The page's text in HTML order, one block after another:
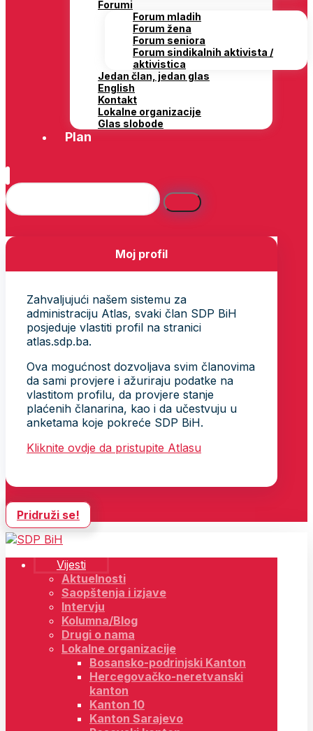
Forumi
Forum mladih
Forum žena
Forum seniora
Forum sindikalnih aktivista /
aktivistica
Jedan član, jedan glas
English
Kontakt
Lokalne organizacije
Glas slobode
Plan
Moj profil
Zahvaljujući našem sistemu za
administraciju Atlas, svaki član SDP BiH
posjeduje vlastiti profil na stranici
atlas.sdp.ba.
Ova mogućnost dozvoljava svim članovima
da sami provjere i ažuriraju podatke na
vlastitom profilu, da provjere stanje
plaćenih članarina, kao i da učestvuju u
anketama koje pokreće SDP BiH.
Kliknite ovdje da pristupite Atlasu
Pridruži se!
Vijesti
Aktuelnosti
Saopštenja i izjave
Intervju
Kolumna/Blog
Drugi o nama
Lokalne organizacije
Bosansko-podrinjski Kanton
Hercegovačko-neretvanski
kanton
Kanton 10
Kanton Sarajevo